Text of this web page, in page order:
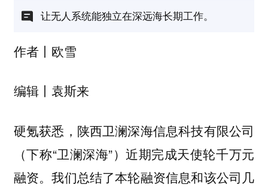
让无人系统能独立在深远海长期工作。
作者丨欧雪
编辑丨袁斯来
硬氪获悉，陕西卫澜深海信息科技有限公司
（下称“卫澜深海”）近期完成天使轮千万元
融资。我们总结了本轮融资信息和该公司几